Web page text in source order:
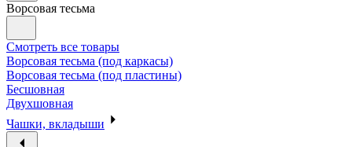
Ворсовая тесьма
Смотреть все товары
Ворсовая тесьма (под каркасы)
Ворсовая тесьма (под пластины)
Бесшовная
Двухшовная
Чашки, вкладыши